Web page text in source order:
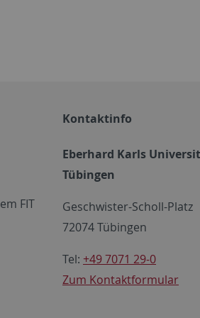
FIT
Kontaktinfo
Eberhard Karls
Tübingen
Geschwister-Scholl-Platz
72074 Tübingen
Tel: +49 7071 29-0
Zum Kontaktformular